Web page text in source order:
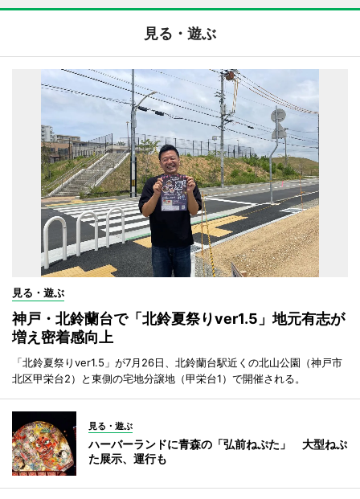
見る・遊ぶ
見る・遊ぶ
神戸・北鈴蘭台で「北鈴夏祭りver1.5」地元有志が
増え密着感向上
「北鈴夏祭りver1.5」が7月26日、北鈴蘭台駅近くの北山公園（神戸市
北区甲栄台2）と東側の宅地分譲地（甲栄台1）で開催される。
見る・遊ぶ
ハーバーランドに青森の「弘前ねぷた」 大型ねぷ
た展示、運行も